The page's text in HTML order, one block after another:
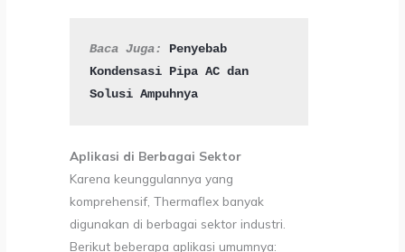
Baca Juga:
Penyebab
Kondensasi Pipa AC dan
Solusi Ampuhnya
Aplikasi di Berbagai Sektor
Karena keunggulannya yang
komprehensif, Thermaflex banyak
digunakan di berbagai sektor industri.
Berikut beberapa aplikasi umumnya: